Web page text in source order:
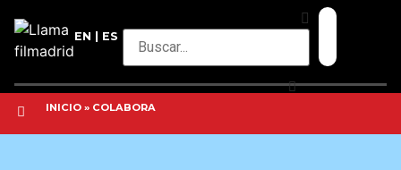
EN ES
INICIO » COLABORA